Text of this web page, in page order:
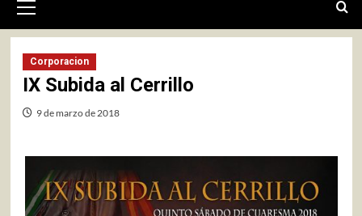
primario
Corporacion
IX Subida al Cerrillo
9 de marzo de 2018